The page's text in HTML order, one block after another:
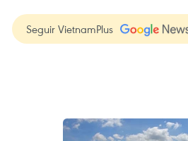
Seguir VietnamPlus